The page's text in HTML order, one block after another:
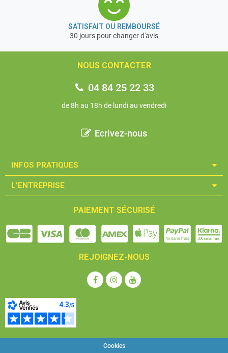
SATISFAIT OU REMBOURSÉ
30 jours pour changer d'avis
NOUS CONTACTER
04 84 25 22 33
de 8h au 18h de lundi au vendredi
Ecrivez-nous
INFOS PRATIQUES​
L'ENTREPRISE​
PAIEMENT SÉCURISÉ
REJOIGNEZ-NOUS
Cookies